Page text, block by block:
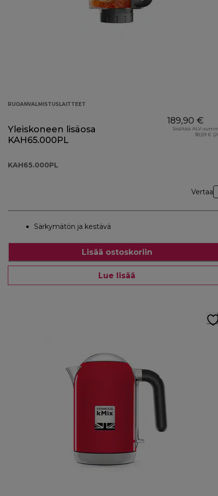
RUOANVALMISTUSLAITTEET
Yleiskoneen lisäosa
KAH65.000PL
KAH65.000PL
189,90 €
Sisältää ALV-
38,59 €
Vertaa
Särkymätön ja kestävä
Lisää ostoskoriin
Lue lisää